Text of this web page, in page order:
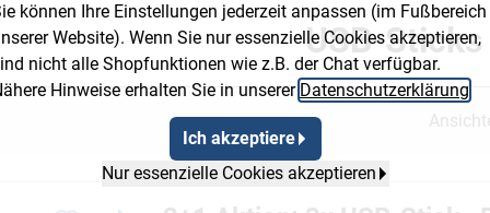
können Ihre Einstellungen jederzeit anpassen (im Fußbereich
Website). Wenn Sie nur essenzielle Cookies akzeptieren,
nicht alle Shopfunktionen wie z.B. der Chat verfügbar.
Hinweise erhalten Sie in unserer Datenschutzerklärung
Ich akzeptiere
Nur essenzielle Cookies akzeptieren
USB-Sticks